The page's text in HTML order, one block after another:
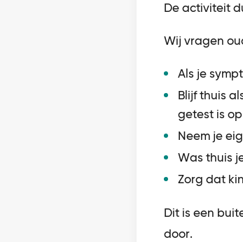
De activiteit
Wij vragen
Als je
Blijf thuis
getest is
Neem je
Was thuis
Zorg dat
Dit is een
door.